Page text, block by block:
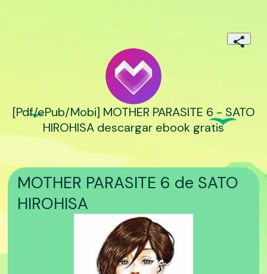
[Pdf/ePub/Mobi] MOTHER PARASITE 6 - SATO
HIROHISA descargar ebook gratis
MOTHER PARASITE 6 de SATO
HIROHISA